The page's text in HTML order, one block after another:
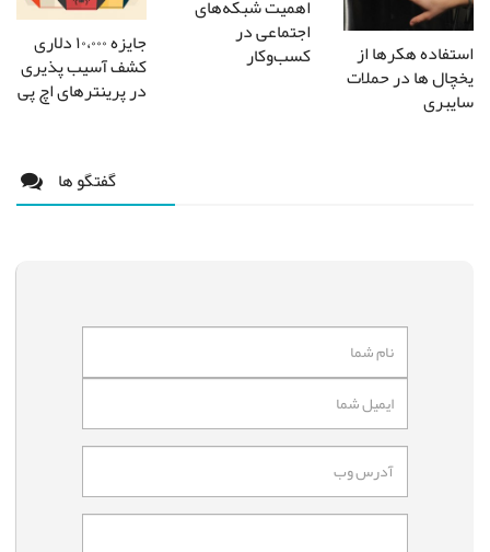
استفاده هکرها از
یخچال ها در حملات
سایبری
اهمیت شبکه‌های
اجتماعی در
کسب‌وکار جایزه ۱۰،۰۰۰ دلاری
کشف آسیب پذیری
در پرینترهای اچ پی
گفتگو ها